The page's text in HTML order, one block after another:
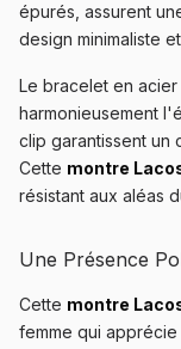
épurés, assurent
design minimaliste
Le bracelet en
harmonieusement
clip garantissent un
Cette montre
résistant aux aléas
Une Présence
Cette montre
femme qui